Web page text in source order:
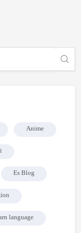
Anime
Es Blog
language